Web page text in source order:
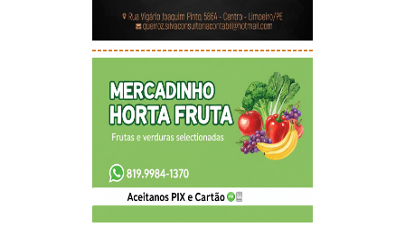
-----------------------------------------